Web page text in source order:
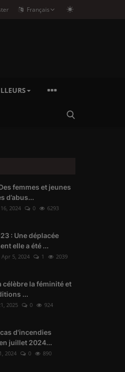
Français
femmes et jeunes
d’abus...
2024 0 6293
: Une déplacée
elle a été ...
Apr 5, 2024 1 2039
célèbre la féminité et
...
2025 0 924
d'incendies
juillet 2024...
2024 0 890